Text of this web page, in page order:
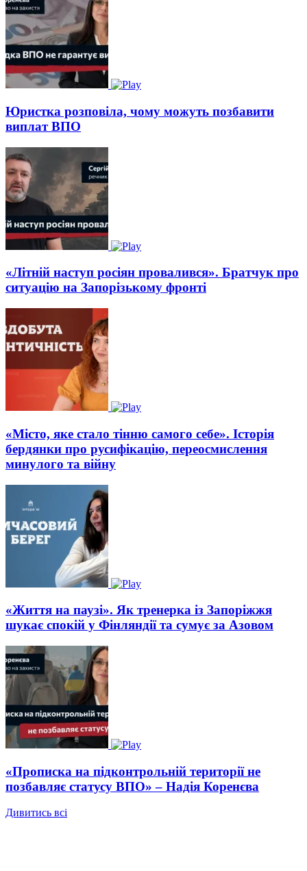
Юристка розповіла, чому можуть позбавити
виплат ВПО
«Літній наступ росіян провалився». Братчук про
ситуацію на Запорізькому фронті
«Місто, яке стало тінню самого себе». Історія
бердянки про русифікацію, переосмислення
минулого та війну
«Життя на паузі». Як тренерка із Запоріжжя
шукає спокій у Фінляндії та сумує за Азовом
«Прописка на підконтрольній території не
позбавляє статусу ВПО» – Надія Коренєва
Дивитись всі